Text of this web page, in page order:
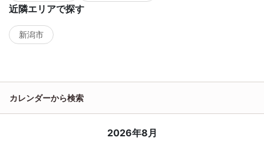
近隣エリアで探す
新潟市
カレンダーから検索
2026年8月